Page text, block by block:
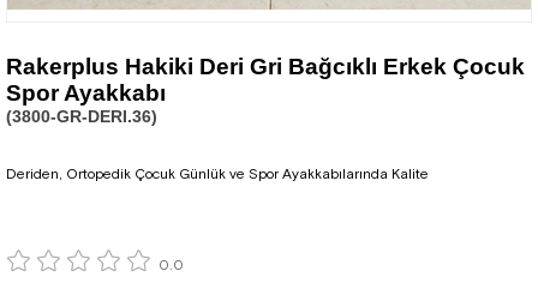
Rakerplus Hakiki Deri Gri Bağcıklı Erkek Çocuk
Spor Ayakkabı
(3800-GR-DERI.36)
Deriden, Ortopedik Çocuk Günlük ve Spor Ayakkabılarında Kalite
0.0